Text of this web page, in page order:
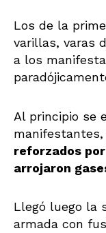
Los de la
varillas, varas
a los
Al principio se
reforzados
arrojaron
Llegó luego la
armada con